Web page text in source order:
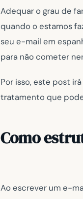
Adequar o grau de
quando o estamos
seu e-mail em
para não cometer
Por isso, este post
tratamento que
Como
Ao escrever um e-